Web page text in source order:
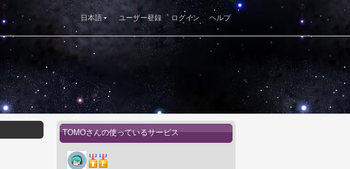
日本語 ユーザー登録 ログイン ヘルプ
TOMOさんの使っているサービス